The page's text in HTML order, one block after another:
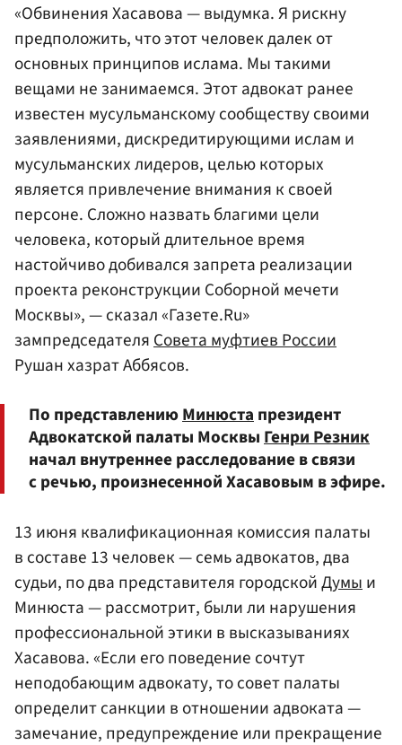
«Обвинения Хасавова — выдумка. Я рискну
предположить, что этот человек далек от
основных принципов ислама. Мы такими
вещами не занимаемся. Этот адвокат ранее
известен мусульманскому сообществу своими
заявлениями, дискредитирующими ислам и
мусульманских лидеров, целью которых
является привлечение внимания к своей
персоне. Сложно назвать благими цели
человека, который длительное время
настойчиво добивался запрета реализации
проекта реконструкции Соборной мечети
Москвы», — сказал «Газете.Ru»
зампредседателяСовета муфтиев России
Рушан хазрат Аббясов.
По представлениюМинюстапрезидент
Адвокатской палаты МосквыГенри Резник
начал внутреннее расследование в связи
с речью, произнесенной Хасавовым в эфире.
13 июня квалификационная комиссия палаты
в составе 13 человек — семь адвокатов, два
судьи, по два представителя городскойДумыи
Минюста — рассмотрит, были ли нарушения
профессиональной этики в высказываниях
Хасавова. «Если его поведение сочтут
неподобающим адвокату, то совет палаты
определит санкции в отношении адвоката —
замечание, предупреждение или прекращение